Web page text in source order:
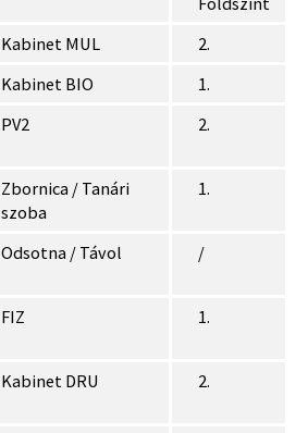
Kabinet MUL
2.
Kabinet BIO
1.
PV2 2.
Zbornica / Tanári
szoba
1.
Odsotna / Távol /
FIZ 1.
Kabinet DRU 2.